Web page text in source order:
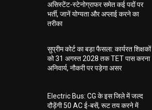
असिस्टेंट-स्टेनोग्राफर समेत कई पदों पर
भर्ती, जानें योग्यता और अप्लाई करने का
तरीका
सुप्रीम कोर्ट का बड़ा फैसला: कार्यरत शिक्षकों
को 31 अगस्त 2028 तक TET पास करना
अनिवार्य, नौकरी पर पड़ेगा असर
Electric Bus: CG के इस जिले में जल्द
दौड़ेंगी 50 AC ई-बसें, रूट तय करने में